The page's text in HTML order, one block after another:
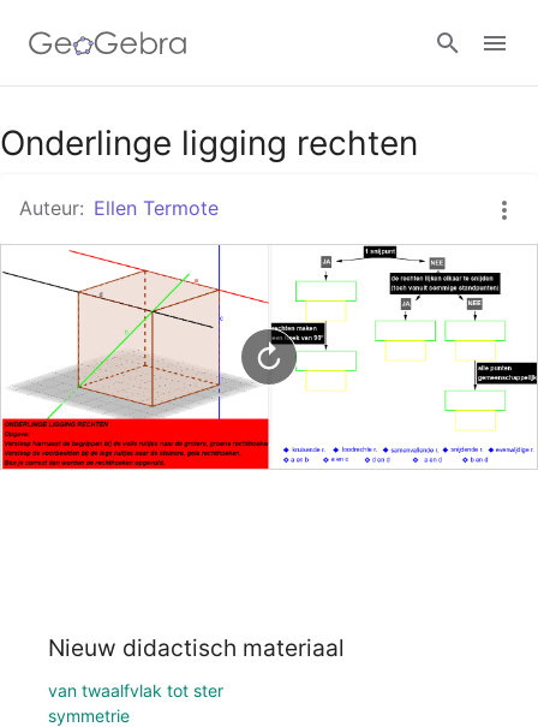
Google Classroom
GeoGebra Klaslokaal
Aanmelden
Onderlinge ligging rechten
Auteur: Ellen Termote
Nieuw didactisch materiaal
van twaalfvlak tot ster
symmetrie